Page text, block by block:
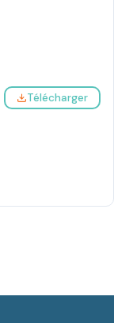
Télécharger